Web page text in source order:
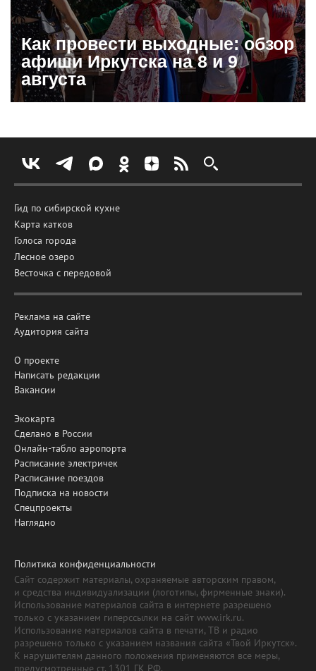
Как провести выходные: обзор
афиши Иркутска на 8 и 9
августа
Гид по сибирской кухне
Карта катков
Голоса города
Лесное озеро
Весточка с передовой
Реклама на сайте
Аудитория сайта
О проекте
Написать редакции
Вакансии
Экокарта
Сделано в России
Онлайн-табло аэропорта
Расписание электричек
Расписание поездов
Подписка на новости
Спецпроекты
Наглядно
Политика конфиденциальности
Сайт содержит материалы, охраняемые авторским правом,
и средства индивидуализации (логотипы, фирменные знаки).
Использование материалов сайта в интернете разрешено
только с указанием гиперссылки на сайт www.irk.ru.
Использование материалов сайта в печати, ТВ и радио
разрешено только с указанием названия сайта «Твой Иркутск».
К нарушителям данного положения применяются все меры,
предусмотренные ст. 1301 ГК РФ.